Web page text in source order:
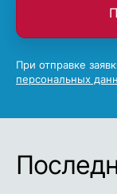
При отправке
персональных